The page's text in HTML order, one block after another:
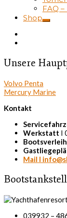
FAQ
Shop
Unsere
Volvo Penta
Mercury Marine
Kontakt
Werkstatt I
Bootsverleih
Mail I
039932 –